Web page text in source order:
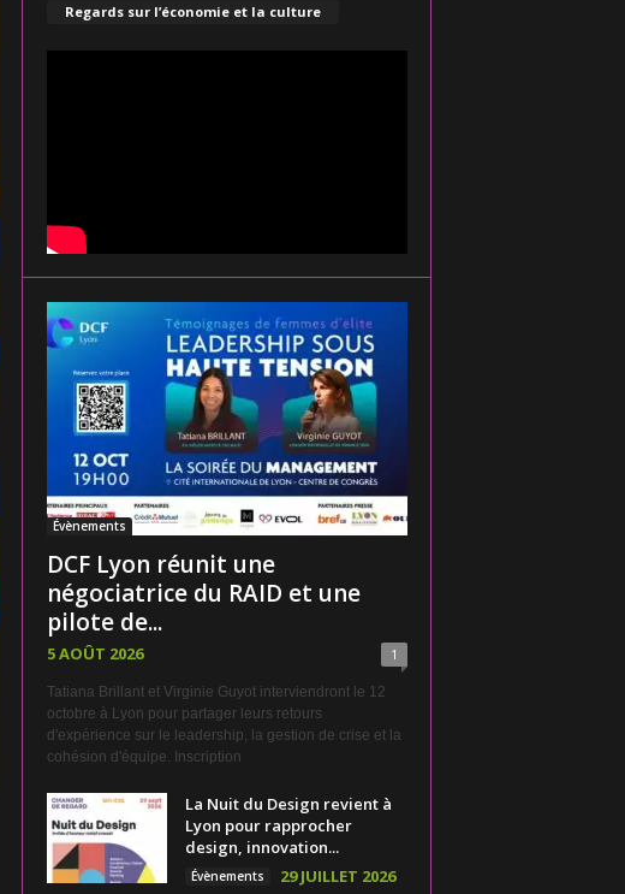
Regards sur l’économie et la culture
Évènements
DCF Lyon réunit une
négociatrice du RAID et une
pilote de...
5 AOÛT 2026 1
Tatiana Brillant et Virginie Guyot interviendront le 12
octobre à Lyon pour partager leurs retours
d'expérience sur le leadership, la gestion de crise et la
cohésion d'équipe. Inscription
La Nuit du Design revient à
Lyon pour rapprocher
design, innovation...
Évènements 29 JUILLET 2026